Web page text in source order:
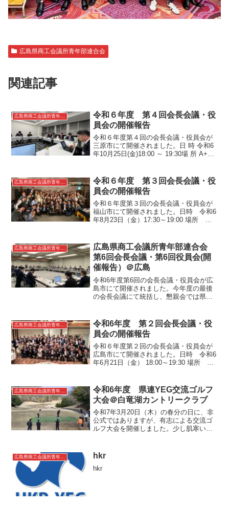
広島県商工会議所青年部連合会
関連記事
令和６年度 第４回会長会議・役
員会の開催報告
令和６年度第４回の会長会議・役員会が
三原市にて開催されました。日 時 令和6
年10月25日(金)18:00 ～ 19:30場 所 A+B
育成事業...
広島県商工会議所青年部連合会
令和６年度 第３回会長会議・役
員会の開催報告
令和６年度第３回の会長会議・役員会が
福山市にて開催されました。日時 令和6
年8月23日（金）17:30～19:00 場所 福
長の選任について(2) 令和...
広島県商工会議所青年部連合会
広島県商工会議所青年部連合会
第6回会長会議・第6回役員会(開
催報告）＠広島
令和6年度第6回の会長会議・役員会が広
島市にて開催されました。今年度の最後
の会長会議にて統括し、懇親会では県連
17:30 ～ 18:30 場 所 広島商工会議...
令和6年度 第２回会長会議・役
員会の開催報告
令和６年度第２回の会長会議・役員会が
広島市にて開催されました。日時 令和6
年6月21日（金） 18:00～19:30 場所 ホ
（仮称）開催候補地現地視察準備...
広島県商工会議所青年部連合会
令和6年度 県連YEG交流ゴルフ
大会＠白竜湖カントリークラブ
令和7年3月20日（木）の春分の日に、非
公式ではありますが、有志による交流ゴ
ルフ大会を開催しました。少し肌寒い気
しくラウンドしました☆
広島県商工会議所青年部連合会 hkr
hkr